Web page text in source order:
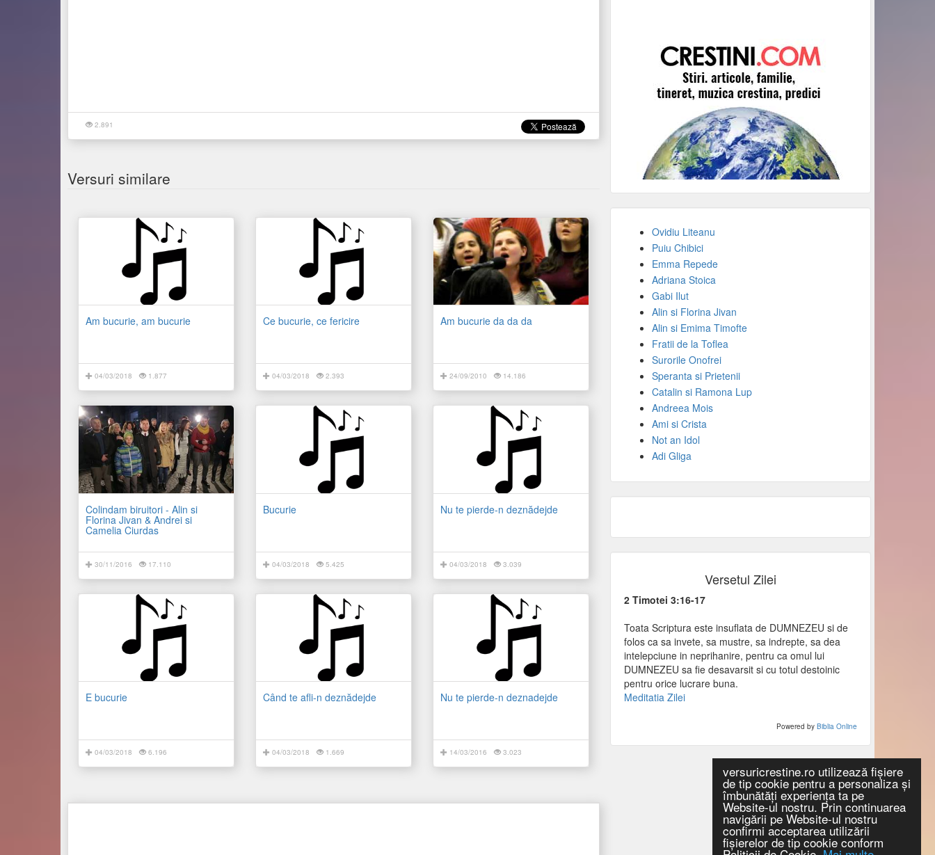
versuricrestine.ro utilizează fişiere
de tip cookie pentru a personaliza și
îmbunătăți experiența ta pe
Website-ul nostru. Prin continuarea
navigării pe Website-ul nostru
confirmi acceptarea utilizării
fişierelor de tip cookie conform
2.891
Versuri similare
Am bucurie, am bucurie
04/03/2018 1.877
Ce bucurie, ce fericire
04/03/2018 2.393
Am bucurie da da da
24/09/2010 14.186
Colindam biruitori - Alin si
Florina Jivan & Andrei si
Camelia Ciurdas
30/11/2016 17.110
Bucurie
04/03/2018 5.425
Nu te pierde-n deznădejde
04/03/2018 3.039
E bucurie
04/03/2018 6.196
Când te afli-n deznădejde
04/03/2018 1.669
Nu te pierde-n deznadejde
14/03/2016 3.023
Ovidiu Liteanu
Puiu Chibici
Emma Repede
Adriana Stoica
Gabi Ilut
Alin si Florina Jivan
Alin si Emima Timofte
Fratii de la Toflea
Surorile Onofrei
Speranta si Prietenii
Catalin si Ramona Lup
Andreea Mois
Ami si Crista
Not an Idol
Adi Gliga
Versetul Zilei
2 Timotei 3:16-17
Toata Scriptura este insuflata de DUMNEZEU si de
folos ca sa invete, sa mustre, sa indrepte, sa dea
intelepciune in neprihanire, pentru ca omul lui
DUMNEZEU sa fie desavarsit si cu totul destoinic
pentru orice lucrare buna.
Meditatia Zilei
Powered by Biblia Online